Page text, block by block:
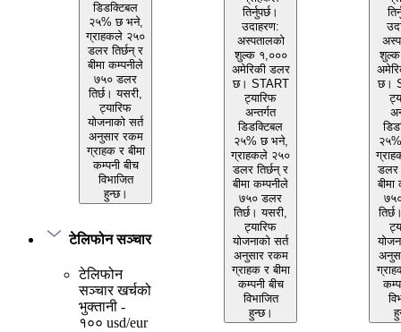
डिडक्टिबल
२५% छ भने,
ग्राहकले २५०
डलर तिर्छन् र
बीमा कम्पनीले
७५० डलर
तिर्छ। यसरी,
ट्यारिफ
योजनाको सर्त
अनुसार रकम
ग्राहक र बीमा
कम्पनी बीच
विभाजित
हुन्छ।
टेलिफोन सञ्चार
टेलिफोन
सञ्चार खर्चको
भुक्तानी -
१०० usd/eur
तिर्नुपर्छ।
उदाहरण:
अस्पतालको
शुल्क १,०००
अमेरिकी डलर
छ। START
ट्यारिफ
अन्तर्गत
डिडक्टिबल
२५% छ भने,
ग्राहकले २५०
डलर तिर्छन् र
बीमा कम्पनीले
७५० डलर
तिर्छ। यसरी,
ट्यारिफ
योजनाको सर्त
अनुसार रकम
ग्राहक र बीमा
कम्पनी बीच
विभाजित
हुन्छ।
छ।
डलर